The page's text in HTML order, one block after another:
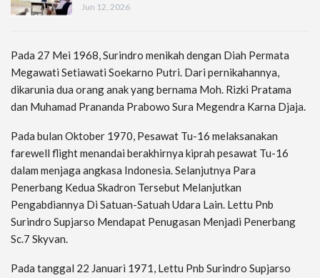
Jun 12, 2026
Pada 27 Mei 1968, Surindro menikah dengan Diah Permata
Megawati Setiawati Soekarno Putri. Dari pernikahannya,
dikarunia dua orang anak yang bernama Moh. Rizki Pratama
dan Muhamad Prananda Prabowo Sura Megendra Karna Djaja.
Pada bulan Oktober 1970, Pesawat Tu-16 melaksanakan
farewell flight menandai berakhirnya kiprah pesawat Tu-16
dalam menjaga angkasa Indonesia. Selanjutnya Para
Penerbang Kedua Skadron Tersebut Melanjutkan
Pengabdiannya Di Satuan-Satuah Udara Lain. Lettu Pnb
Surindro Supjarso Mendapat Penugasan Menjadi Penerbang
Sc.7 Skyvan.
Pada tanggal 22 Januari 1971, Lettu Pnb Surindro Supjarso